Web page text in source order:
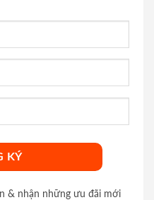
& nhận những ưu đãi mới